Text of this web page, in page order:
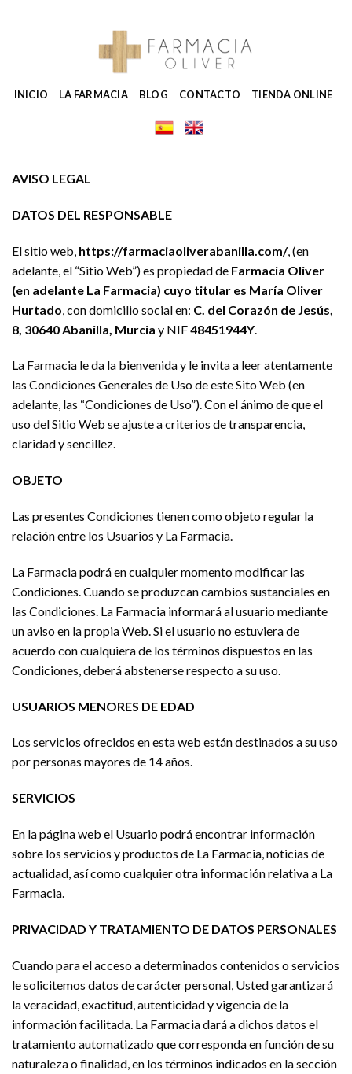
INICIO LA FARMACIA BLOG CONTACTO TIENDA ONLINE
AVISO LEGAL
DATOS DEL RESPONSABLE
El sitio web, https://farmaciaoliverabanilla.com/, (en
adelante, el “Sitio Web”) es propiedad de Farmacia Oliver
(en adelante La Farmacia) cuyo titular es María Oliver
Hurtado , con domicilio social en: C. del Corazón de Jesús,
8, 30640 Abanilla, Murcia y NIF48451944Y
La Farmacia le da la bienvenida y le invita a leer atentamente
las Condiciones Generales de Uso de este Sito Web (en
adelante, las “Condiciones de Uso”). Con el ánimo de que el
uso del Sitio Web se ajuste a criterios de transparencia,
claridad y sencillez.
OBJETO
Las presentes Condiciones tienen como objeto regular la
relación entre los Usuarios y La Farmacia.
La Farmacia podrá en cualquier momento modificar las
Condiciones. Cuando se produzcan cambios sustanciales en
las Condiciones. La Farmacia informará al usuario mediante
un aviso en la propia Web. Si el usuario no estuviera de
acuerdo con cualquiera de los términos dispuestos en las
Condiciones, deberá abstenerse respecto a su uso.
USUARIOS MENORES DE EDAD
Los servicios ofrecidos en esta web están destinados a su uso
por personas mayores de 14 años.
SERVICIOS
En la página web el Usuario podrá encontrar información
sobre los servicios y productos de La Farmacia, noticias de
actualidad, así como cualquier otra información relativa a La
Farmacia.
PRIVACIDAD Y TRATAMIENTO DE DATOS PERSONALES
Cuando para el acceso a determinados contenidos o servicios
le solicitemos datos de carácter personal, Usted garantizará
la veracidad, exactitud, autenticidad y vigencia de la
información facilitada. La Farmacia dará a dichos datos el
tratamiento automatizado que corresponda en función de su
naturaleza o finalidad, en los términos indicados en la sección